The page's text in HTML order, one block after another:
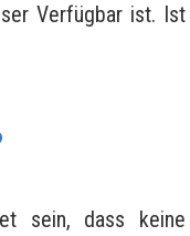
Verfügbar ist. Ist
sein, dass keine